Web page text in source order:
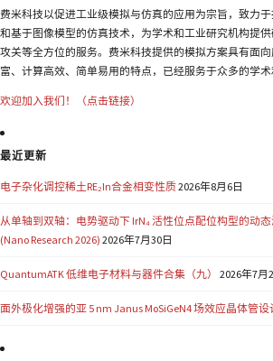
费米科技以促进工业级模拟与仿真的应用为宗旨，致力
和基于图像模型的仿真技术，为学术和工业研究机构提
攻关等全方位的服务。费米科技提供的模拟方案具有面
富、计算高效、简单易用的特点，已经服务于众多的学术
欢迎加入我们！（点击链接）
最近更新
电子杂化调控稀土RE₂In合金相变性质2026年8月6日
从单轴到双轴：电势驱动下 IrN₄ 活性位点配位构型的动
(Nano Research 2026) 2026年7月30日
QuantumATK 低维电子材料与器件合集（九） 2026年7月
面外极化增强的亚 5 nm Janus MoSiGeN4 场效应晶体管设